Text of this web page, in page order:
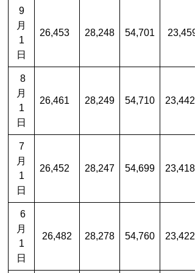
9
月
1
日
26,453 28,248 54,701 23,459
8
月
1
日
26,461 28,249 54,710 23,442
7
月
1
日
26,452 28,247 54,699 23,418
6
月
1
日
26,482 28,278 54,760 23,422